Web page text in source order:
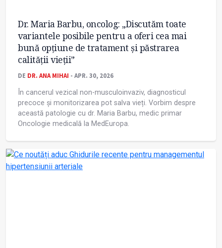
Dr. Maria Barbu, oncolog: „Discutăm toate
variantele posibile pentru a oferi cea mai
bună opțiune de tratament și păstrarea
calității vieții”
DE DR. ANA MIHAI - APR. 30, 2026
În cancerul vezical non-musculoinvaziv, diagnosticul
precoce și monitorizarea pot salva vieți. Vorbim despre
această patologie cu dr. Maria Barbu, medic primar
Oncologie medicală la MedEuropa.